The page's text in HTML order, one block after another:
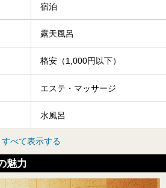
宿泊
露天風呂
格安（1,000円以下）
エステ・マッサージ
水風呂
すべて表示する
魅力